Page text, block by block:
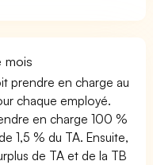
mois
prendre en charge au
chaque employé.
en charge 100 %
1,5 % du TA. Ensuite,
de TA et de la TB